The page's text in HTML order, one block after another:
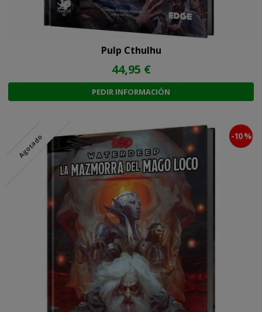
Pulp Cthulhu
44,95 €
PEDIR INFORMACIÓN
Agotado -10 %